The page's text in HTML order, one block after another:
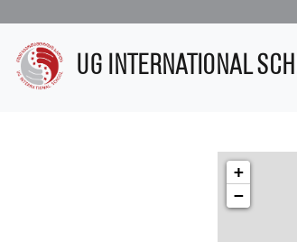
UG International
+
−